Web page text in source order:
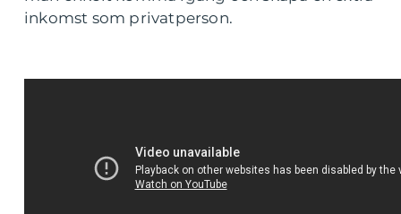
inkomst som privatperson.